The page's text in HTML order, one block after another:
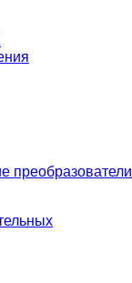
преобразователи